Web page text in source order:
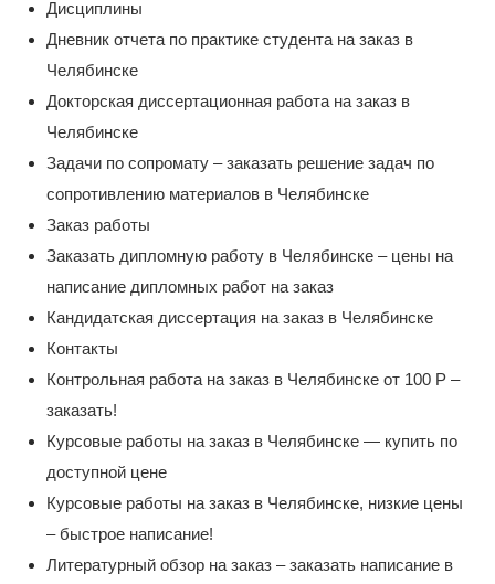
Дисциплины
Дневник отчета по практике студента на заказ в
Челябинске
Докторская диссертационная работа на заказ в
Челябинске
Задачи по сопромату – заказать решение задач по
сопротивлению материалов в Челябинске
Заказ работы
Заказать дипломную работу в Челябинске – цены на
написание дипломных работ на заказ
Кандидатская диссертация на заказ в Челябинске
Контакты
Контрольная работа на заказ в Челябинске от 100 Р –
заказать!
Курсовые работы на заказ в Челябинске — купить по
доступной цене
Курсовые работы на заказ в Челябинске, низкие цены
– быстрое написание!
Литературный обзор на заказ – заказать написание в